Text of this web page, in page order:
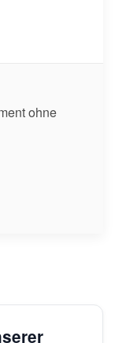
ohne